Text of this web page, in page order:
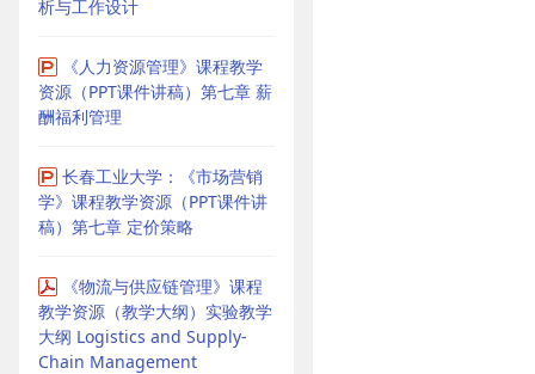
析与工作设计
《人力资源管理》课程教学
资源（PPT课件讲稿）第七章 薪
酬福利管理
长春工业大学：《市场营销
学》课程教学资源（PPT课件讲
稿）第七章 定价策略
《物流与供应链管理》课程
教学资源（教学大纲）实验教学
大纲 Logistics and Supply-
Chain Management